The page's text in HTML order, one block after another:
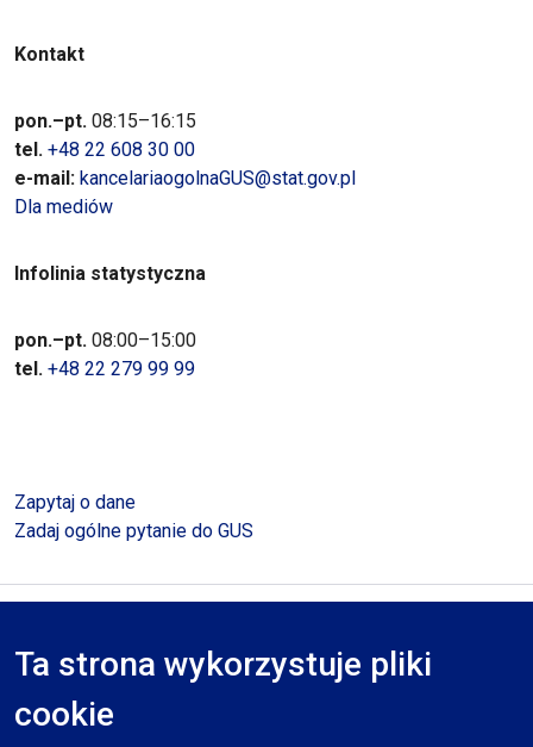
Ta strona wykorzystuje pliki
cookie
Kontakt
pon.–pt. 08:15–16:15
tel. +48 22 608 30 00
e-mail: kancelariaogolnaGUS@stat.gov.pl
Dla mediów
Infolinia statystyczna
pon.–pt. 08:00–15:00
tel. +48 22 279 99 99
Zapytaj o dane
Zadaj ogólne pytanie do GUS
RODO